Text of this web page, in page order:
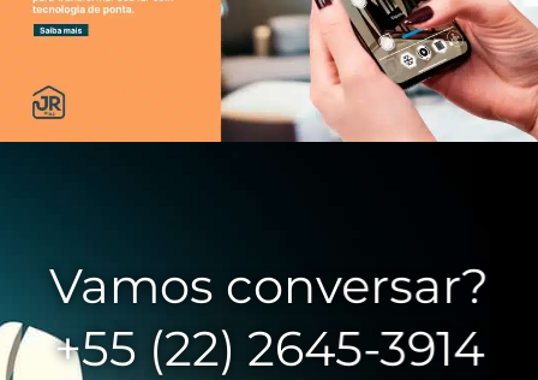
Vamos conversar?
+55 (22) 2645-3914